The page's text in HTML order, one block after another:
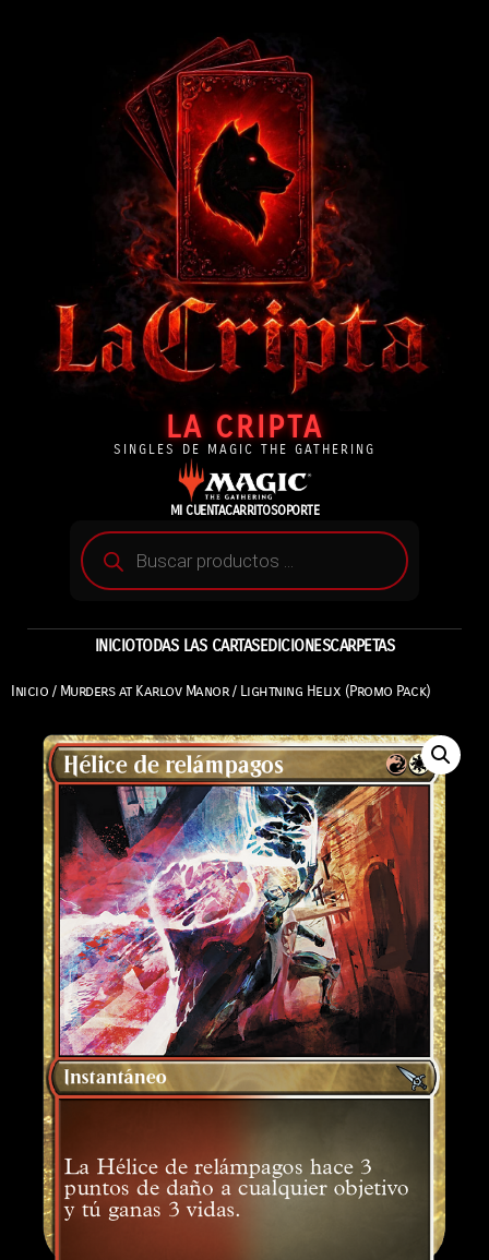
LA CRIPTA
SINGLES DE MAGIC THE GATHERING
MI CUENTACARRITOSOPORTE
INICIOTODAS LAS CARTASEDICIONESCARPETAS
Inicio / Murders at Karlov Manor/ Lightning Helix (Promo Pack)